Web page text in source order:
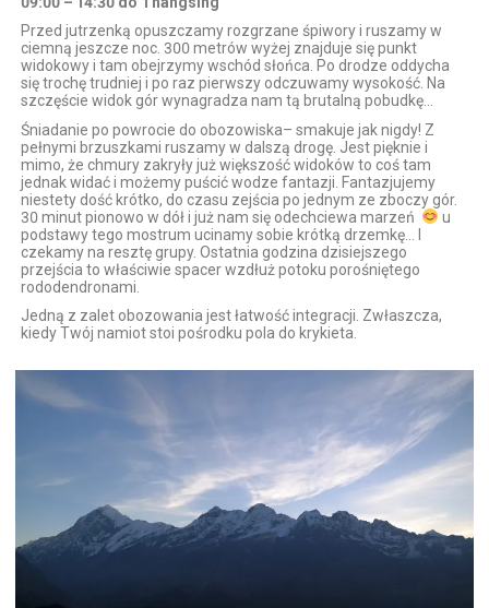
Przed jutrzenką opuszczamy rozgrzane śpiwory i ruszamy w
ciemną jeszcze noc. 300 metrów wyżej znajduje się punkt
widokowy i tam obejrzymy wschód słońca. Po drodze oddycha
się trochę trudniej i po raz pierwszy odczuwamy wysokość. Na
szczęście widok gór wynagradza nam tą brutalną pobudkę…
Śniadanie po powrocie do obozowiska– smakuje jak nigdy! Z
pełnymi brzuszkami ruszamy w dalszą drogę. Jest pięknie i
mimo, że chmury zakryły już większość widoków to coś tam
jednak widać i możemy puścić wodze fantazji. Fantazjujemy
niestety dość krótko, do czasu zejścia po jednym ze zboczy gór.
30 minut pionowo w dół i już nam się odechciewa marzeń
u
podstawy tego mostrum ucinamy sobie krótką drzemkę… I
czekamy na resztę grupy. Ostatnia godzina dzisiejszego
przejścia to właściwie spacer wzdłuż potoku porośniętego
rododendronami.
Jedną z zalet obozowania jest łatwość integracji. Zwłaszcza,
kiedy Twój namiot stoi pośrodku pola do krykieta.